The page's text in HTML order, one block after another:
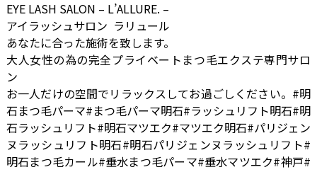
EYE LASH SALON – L’ALLURE. –
アイラッシュサロン ラリュール
あなたに合った施術を致します。
大人女性の為の完全プライベートまつ毛エクステ専門サロ
ン
お一人だけの空間でリラックスしてお過ごしください。#明
石まつ毛パーマ#まつ毛パーマ明石#ラッシュリフト明石#明
石ラッシュリフト#明石マツエク#マツエク明石#パリジェン
ヌラッシュリフト明石#明石パリジェンヌラッシュリフト#
明石まつ毛カール#垂水まつ毛パーマ#垂水マツエク#神戸#